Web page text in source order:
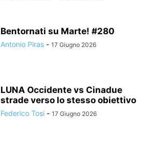
Bentornati su Marte! #280
Antonio Piras - 17 Giugno 2026
LUNA Occidente vs Cinadue
strade verso lo stesso obiettivo
Federico Tosi - 17 Giugno 2026